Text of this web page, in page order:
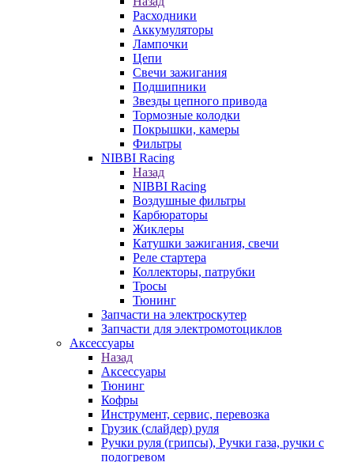
Расходники
Аккумуляторы
Лампочки
Цепи
Свечи зажигания
Подшипники
Звезды цепного привода
Тормозные колодки
Покрышки, камеры
Фильтры
NIBBI Racing
Назад
NIBBI Racing
Воздушные фильтры
Карбюраторы
Жиклеры
Катушки зажигания, свечи
Реле стартера
Коллекторы, патрубки
Тросы
Тюнинг
Запчасти на электроскутер
Запчасти для электромотоциклов
Аксессуары
Назад
Аксессуары
Тюнинг
Кофры
Инструмент, сервис, перевозка
Грузик (слайдер) руля
Ручки руля (грипсы), Ручки газа, ручки с
подогревом